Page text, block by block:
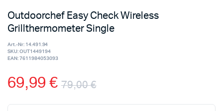
Outdoorchef Easy Check Wireless
Grillthermometer Single
Art.-Nr:14.491.94
SKU: OUT1449194
EAN:7611984053093
79,00€
69,99€